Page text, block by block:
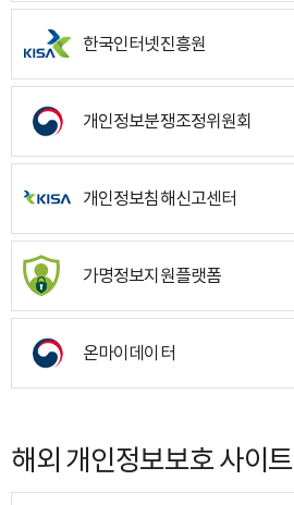
한국인터넷진흥원
개인정보분쟁조정위원회
개인정보침해신고센터
가명정보지원플랫폼
온마이데이터
해외 개인정보보호 사이트